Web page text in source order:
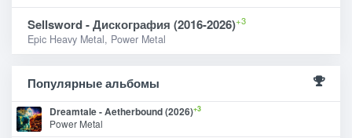
Sellsword - Дискография (2016-2026)+3
Epic Heavy Metal, Power Metal
Популярные альбомы
Dreamtale - Aetherbound (2026)+3
Power Metal